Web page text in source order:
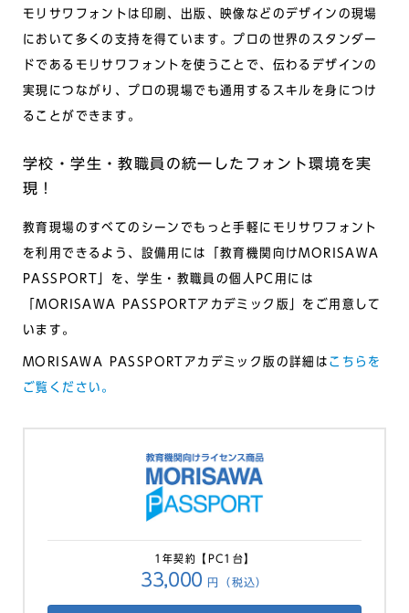
モリサワフォントは印刷、出版、映像などのデザインの現場
において多くの支持を得ています。プロの世界のスタンダー
ドであるモリサワフォントを使うことで、伝わるデザインの
実現につながり、プロの現場でも通用するスキルを身につけ
ることができます。
学校・学生・教職員の統一したフォント環境を実
現！
教育現場のすべてのシーンでもっと手軽にモリサワフォント
を利用できるよう、設備用には「教育機関向けMORISAWA
PASSPORT」を、学生・教職員の個人PC用には
「MORISAWA PASSPORTアカデミック版」をご用意して
います。
MORISAWA PASSPORTアカデミック版の詳細は こちらを
ご覧ください。
1年契約【PC1台】
33,000 円（税込）